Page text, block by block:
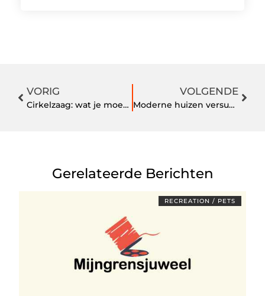
VORIG
Cirkelzaag: wat je moet weten
VOLGENDE
Moderne huizen versus oude huizen
Gerelateerde Berichten
RECREATION / PETS